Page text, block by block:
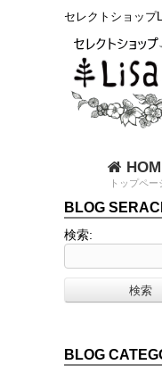
セレクトショップ
トップペー
BLOG
検索:
BLOG